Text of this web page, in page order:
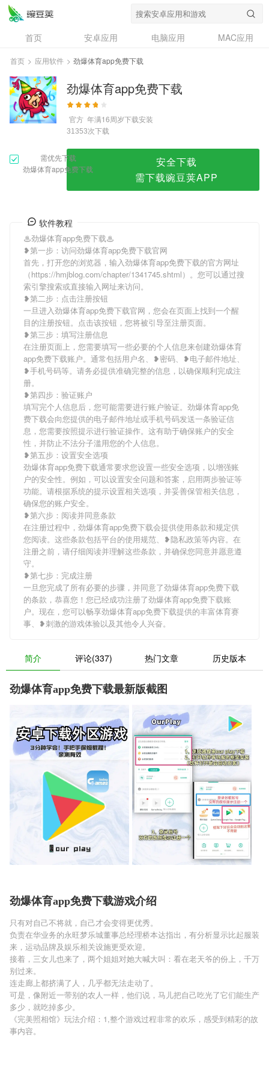
劲爆体育app免费下载
首页 安卓应用 电脑应用
MAC应用
资讯
专题
问答
首页 > 应用软件 > 劲爆体育app免费下载
劲爆体育app免费下载
官方 年满16周岁下载安装
31353次下载
需优先下载
劲爆体育app免费下载
安全下载
需下载豌豆荚APP
软件教程
♨劲爆体育app免费下载♨
❥第一步：访问劲爆体育app免费下载官网
首先，打开您的浏览器，输入劲爆体育app免费下载的官方网址
（https://hmjblog.com/chapter/1341745.shtml）。您可以通过搜
索引擎搜索或直接输入网址来访问。
❥第二步：点击注册按钮
一旦进入劲爆体育app免费下载官网，您会在页面上找到一个醒
目的注册按钮。点击该按钮，您将被引导至注册页面。
❥第三步：填写注册信息
在注册页面上，您需要填写一些必要的个人信息来创建劲爆体育
app免费下载账户。通常包括用户名、❥密码、❥电子邮件地址、
❥手机号码等。请务必提供准确完整的信息，以确保顺利完成注
册。
❥第四步：验证账户
填写完个人信息后，您可能需要进行账户验证。劲爆体育app免
费下载会向您提供的电子邮件地址或手机号码发送一条验证信
息，您需要按照提示进行验证操作。这有助于确保账户的安全
性，并防止不法分子滥用您的个人信息。
❥第五步：设置安全选项
劲爆体育app免费下载通常要求您设置一些安全选项，以增强账
户的安全性。例如，可以设置安全问题和答案，启用两步验证等
功能。请根据系统的提示设置相关选项，并妥善保管相关信息，
确保您的账户安全。
❥第六步：阅读并同意条款
在注册过程中，劲爆体育app免费下载会提供使用条款和规定供
您阅读。这些条款包括平台的使用规范、❥隐私政策等内容。在
注册之前，请仔细阅读并理解这些条款，并确保您同意并愿意遵
守。
❥第七步：完成注册
一旦您完成了所有必要的步骤，并同意了劲爆体育app免费下载
的条款，恭喜您！您已经成功注册了劲爆体育app免费下载账
户。现在，您可以畅享劲爆体育app免费下载提供的丰富体育赛
事、❥刺激的游戏体验以及其他令人兴奋。
简介 评论(337) 热门文章 历史版本
劲爆体育app免费下载最新版截图
劲爆体育app免费下载游戏介绍
只有对自己不将就，自己才会变得更优秀。
负责在华业务的永旺梦乐城董事总经理桥本达指出，有分析显示比起服装
来，运动品牌及娱乐相关设施更受欢迎。
接着，三女儿也来了，两个姐姐对她大喊大叫：看在老天爷的份上，千万
别过来。
连走廊上都挤满了人，几乎都无法走动了。
可是，像附近一带别的农人一样，他们说，马儿把自己吃光了它们能生产
多少，就吃掉多少。
《完美照相馆》玩法介绍：1,整个游戏过程非常的欢乐，感受到精彩的故
事内容。